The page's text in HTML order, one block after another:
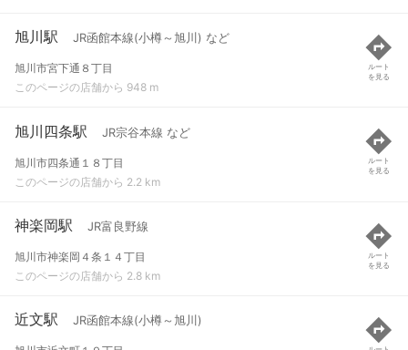
旭川駅 JR函館本線(小樽～旭川) など
旭川市宮下通８丁目
このページの店舗から 948 m
ルート
を見る
旭川四条駅 JR宗谷本線 など
旭川市四条通１８丁目
このページの店舗から 2.2 km
ルート
を見る
神楽岡駅 JR富良野線
旭川市神楽岡４条１４丁目
このページの店舗から 2.8 km
ルート
を見る
近文駅 JR函館本線(小樽～旭川)